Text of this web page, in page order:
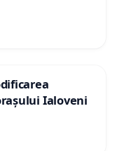
Ialoveni